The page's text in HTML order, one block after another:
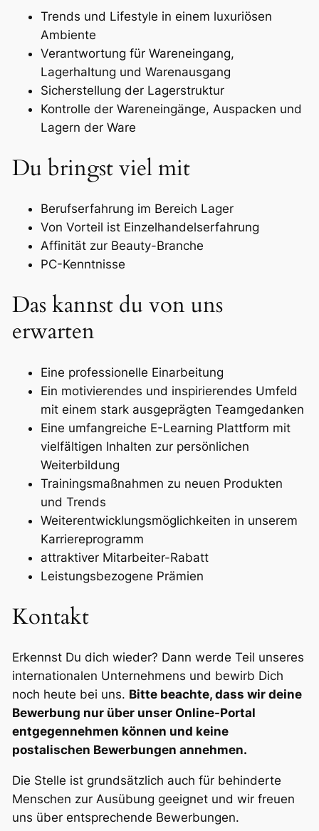
Trends und Lifestyle in einem luxuriösen
Ambiente
Verantwortung für Wareneingang,
Lagerhaltung und Warenausgang
Sicherstellung der Lagerstruktur
Kontrolle der Wareneingänge, Auspacken und
Lagern der Ware
Du bringst viel mit
Berufserfahrung im Bereich Lager
Von Vorteil ist Einzelhandelserfahrung
Affinität zur Beauty-Branche
PC-Kenntnisse
Das kannst du von uns
erwarten
Eine professionelle Einarbeitung
Ein motivierendes und inspirierendes Umfeld
mit einem stark ausgeprägten Teamgedanken
Eine umfangreiche E-Learning Plattform mit
vielfältigen Inhalten zur persönlichen
Weiterbildung
Trainingsmaßnahmen zu neuen Produkten
und Trends
Weiterentwicklungsmöglichkeiten in unserem
Karriereprogramm
attraktiver Mitarbeiter-Rabatt
Leistungsbezogene Prämien
Kontakt
Erkennst Du dich wieder? Dann werde Teil unseres
internationalen Unternehmens und bewirb Dich
noch heute bei uns. Bitte beachte, dass wir deine
Bewerbung nur über unser Online-Portal
entgegennehmen können und keine
postalischen Bewerbungen annehmen.
Die Stelle ist grundsätzlich auch für behinderte
Menschen zur Ausübung geeignet und wir freuen
uns über entsprechende Bewerbungen.